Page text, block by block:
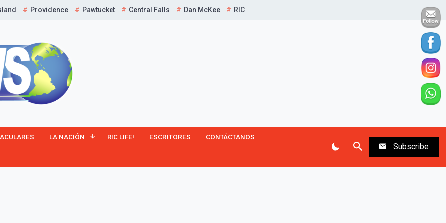
Providence Pawtucket Central Falls Dan McKee RIC
LA NACIÓN RIC LIFE! ESCRITORES CONTÁCTANOS
Subscribe
¡Suscríbete y Vive la
Experiencia!